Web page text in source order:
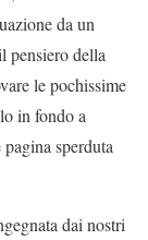
da un
pensiero della
le pochissime
in fondo a
sperduta
dai nostri